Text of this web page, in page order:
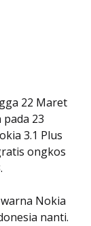
22 Maret
23
3.1 Plus
ongkos
Nokia
nanti.